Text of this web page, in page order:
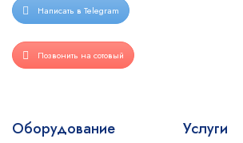
Написать в Telegram
Позвонить на сотовый
Оборудование Услуги